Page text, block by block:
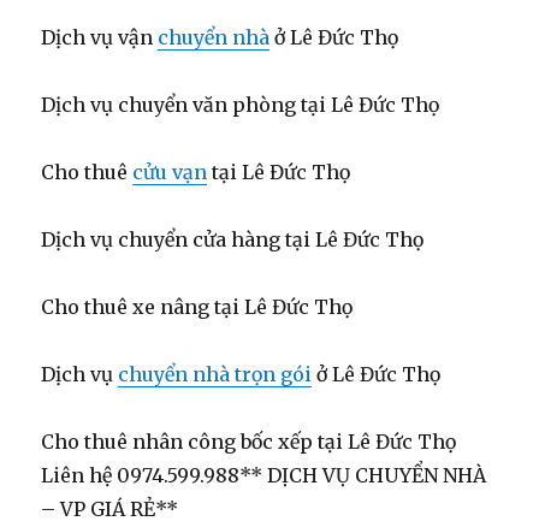
Dịch vụ vận chuyển nhà ở Lê Đức Thọ
Dịch vụ chuyển văn phòng tại Lê Đức Thọ
Cho thuê cửu vạn tại Lê Đức Thọ
Dịch vụ chuyển cửa hàng tại Lê Đức Thọ
Cho thuê xe nâng tại Lê Đức Thọ
Dịch vụ chuyển nhà trọn gói ở Lê Đức Thọ
Cho thuê nhân công bốc xếp tại Lê Đức Thọ
Liên hệ 0974.599.988** DỊCH VỤ CHUYỂN NHÀ
– VP GIÁ RẺ**